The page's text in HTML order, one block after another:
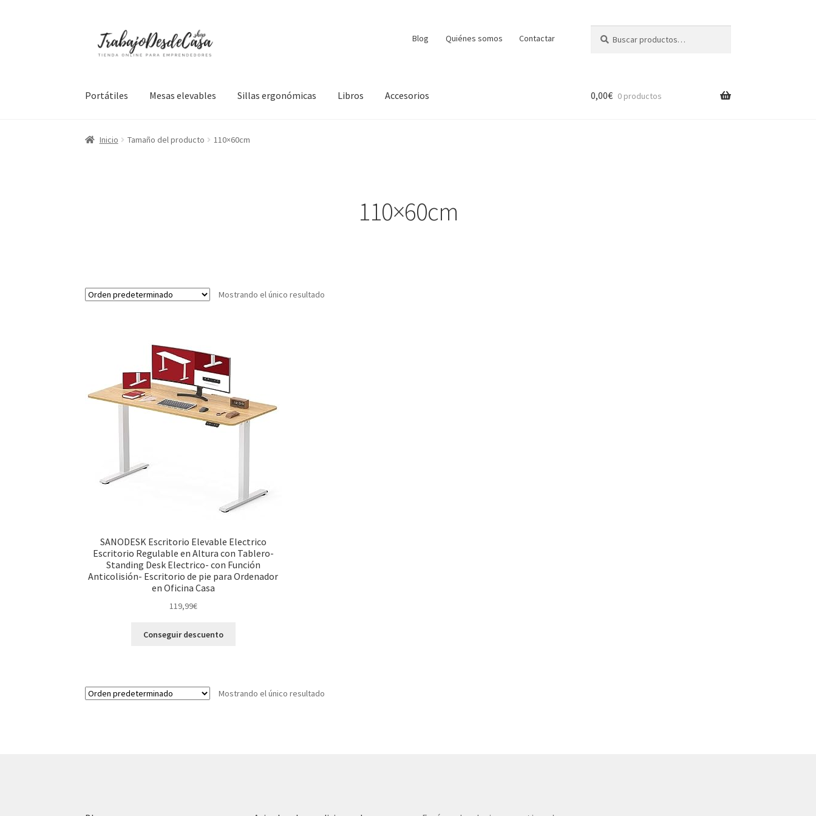
Blog Quiénes somos Contactar
por:
Portátiles Mesas elevables Sillas ergonómicas Libros Accesorios 0,00€ 0 productos
Inicio Tamaño del producto 110×60cm
110×60cm
Mostrando el único resultado
SANODESK Escritorio Elevable Electrico
Escritorio Regulable en Altura con Tablero-
Standing Desk Electrico- con Función
Anticolisión- Escritorio de pie para Ordenador
en Oficina Casa
119,99€
Conseguir descuento
Mostrando el único resultado